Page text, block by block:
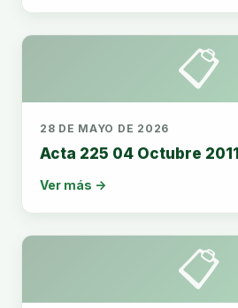
📋
28 DE MAYO DE 2026
Acta 225 04 Octubre 2011
Ver más →
📋